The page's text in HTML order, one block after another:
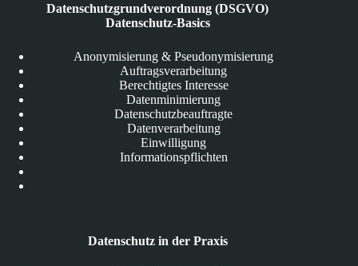
Datenschutzgrundverordnung (DSGVO)
Datenschutz-Basics
Anonymisierung & Pseudonymisierung
Auftragsverarbeitung
Berechtigtes Interesse
Datenminimierung
Datenschutzbeauftragte
Datenverarbeitung
Einwilligung
Informationspflichten
Datenschutz in der Praxis